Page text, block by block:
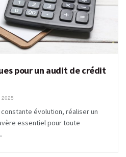
pour un audit de crédit
2025
évolution, réaliser un
essentiel pour toute